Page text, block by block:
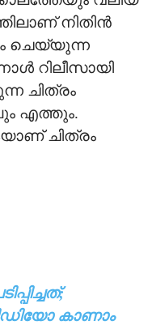
നിതിന്‍
ചെയ്യുന്ന
റിലീസായി
ചിത്രം
എത്തും.
ചിത്രം
കാണാം